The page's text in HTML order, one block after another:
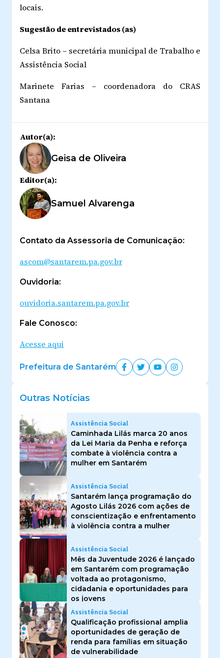
locais.
Sugestão de entrevistados (as)
Celsa Brito – secretária municipal de Trabalho e
Assistência Social
Marinete Farias – coordenadora do CRAS
Santana
Autor(a):
Geisa de Oliveira
Editor(a):
Samuel Alvarenga
Contato da Assessoria de Comunicação:
ascom@santarem.pa.gov.br
Ouvidoria:
ouvidoria.santarem.pa.gov.br
Fale Conosco:
Acesse aqui
Prefeitura de Santarém
Outras Notícias
Assistência Social
Caminhada Lilás marca 20 anos
da Lei Maria da Penha e reforça
combate à violência contra a
mulher em Santarém
Assistência Social
Santarém lança programação do
Agosto Lilás 2026 com ações de
conscientização e enfrentamento
à violência contra a mulher
Assistência Social
Mês da Juventude 2026 é lançado
em Santarém com programação
voltada ao protagonismo,
cidadania e oportunidades para
os jovens
Assistência Social
Qualificação profissional amplia
oportunidades de geração de
renda para famílias em situação
de vulnerabilidade